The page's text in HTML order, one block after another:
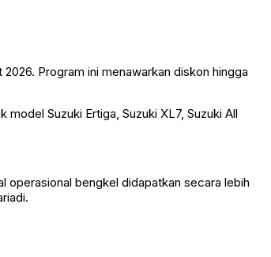
Program ini menawarkan diskon hingga
Suzuki Ertiga, Suzuki XL7, Suzuki All
operasional bengkel didapatkan secara lebih